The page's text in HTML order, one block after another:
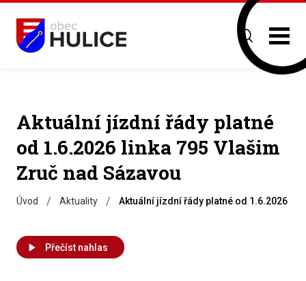
Aktuální jízdní řády platné
od 1.6.2026 linka 795 Vlašim
Zruč nad Sázavou
Úvod / Aktuality / Aktuální jízdní řády platné od 1.6.2026
Přečíst nahlas